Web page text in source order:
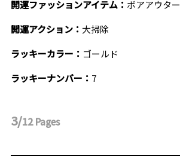
開運ファッションアイテム： ボアアウター
開運アクション： 大掃除
ラッキーカラー： ゴールド
ラッキーナンバー： 7
3/12Pages